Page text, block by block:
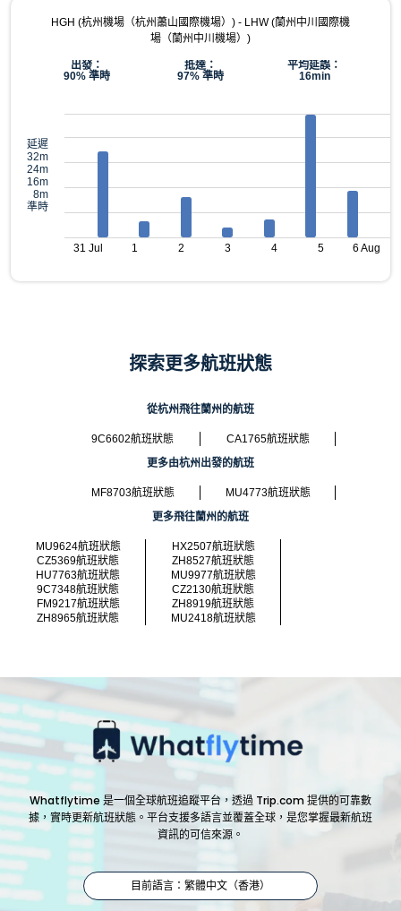
HGH (杭州機場（杭州蕭山國際機場）) - LHW (蘭州中川國際機
場（蘭州中川機場）)
出發：
90% 準時
抵達：
97% 準時
平均延誤：
16min
延遲
32m
24m
16m
8m
準時
31 Jul 1 2 3 4 5 6 Aug
探索更多航班狀態
從杭州飛往蘭州的航班
9C6602航班狀態
CA1765航班狀態
更多由杭州出發的航班
MF8703航班狀態
MU4773航班狀態
更多飛往蘭州的航班
MU9624航班狀態
HX2507航班狀態
CZ5369航班狀態
ZH8527航班狀態
HU7763航班狀態
MU9977航班狀態
9C7348航班狀態
CZ2130航班狀態
FM9217航班狀態
ZH8919航班狀態
ZH8965航班狀態
MU2418航班狀態
Whatflytime 是一個全球航班追蹤平台，透過 Trip.com 提供的可靠數
據，實時更新航班狀態。平台支援多語言並覆蓋全球，是您掌握最新航班
資訊的可信來源。
目前語言：繁體中文（香港）